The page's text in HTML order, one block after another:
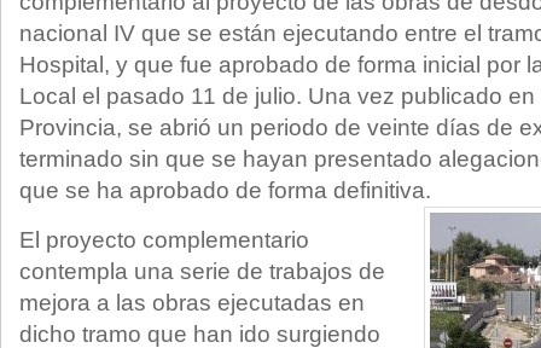
nacional IV que se están ejecutando entre el
Hospital, y que fue aprobado de forma inicial por
Local el pasado 11 de julio. Una vez publicado
Provincia, se abrió un periodo de veinte días de
terminado sin que se hayan presentado
que se ha aprobado de forma definitiva.
El proyecto complementario
contempla una serie de trabajos de
mejora a las obras ejecutadas en
dicho tramo que han ido surgiendo